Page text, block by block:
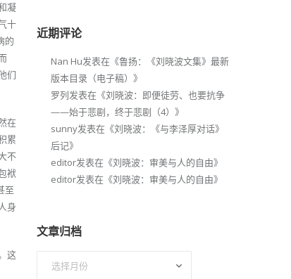
凝
十
的
们
在
累
不
袱
至
身
这
近期评论
Nan Hu发表在《鲁扬：《刘晓波文集》最新
版本目录（电子稿） 》
罗列发表在《刘晓波：即便徒劳、也要抗争
——始于悲剧，终于悲剧（4） 》
sunny发表在《刘晓波：《与李泽厚对话》
后记》
editor发表在《刘晓波：审美与人的自由》
editor发表在《刘晓波：审美与人的自由》
文章归档